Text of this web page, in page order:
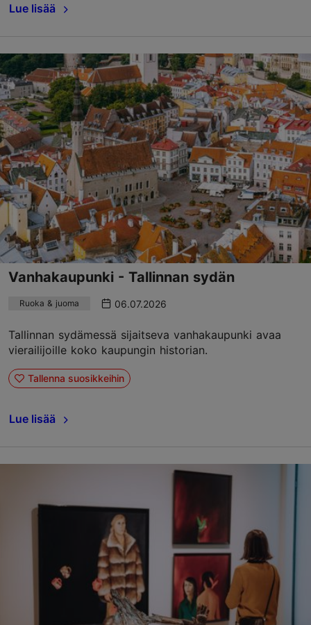
Lue lisää
Vanhakaupunki - Tallinnan sydän
Ruoka & juoma 06.07.2026
Tallinnan sydämessä sijaitseva vanhakaupunki avaa
vierailijoille koko kaupungin historian.
Tallenna suosikkeihin
Lue lisää